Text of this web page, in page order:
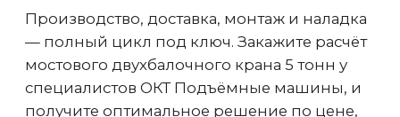
Сигнализация активируется при
включении мостового крана,
предупреждая сотрудников о
необходимости покинуть опасную
зону